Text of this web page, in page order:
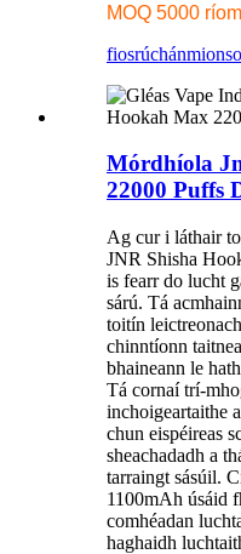
MOQ 5000
fiosrúchán
Mórdhíola
22000 Puffs
Ag cur i láthair
JNR Shisha
is fearr do lucht
sárú. Tá
toitín
chinntíonn
bhaineann le
Tá cornaí trí-
inchoigeartaithe
chun eispéireas
sheachadadh a
tarraingt sásúil.
1100mAh úsáid
comhéadan
haghaidh